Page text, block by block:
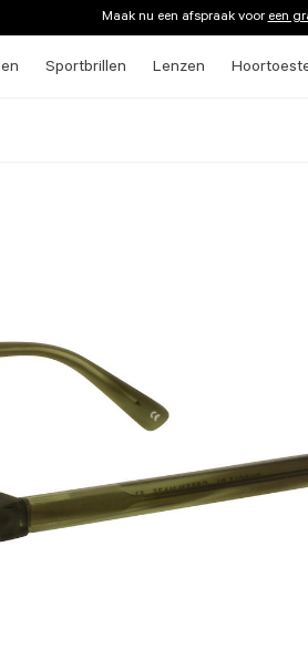
Maak nu een afspraak vooreen
Sportbrillen Lenzen